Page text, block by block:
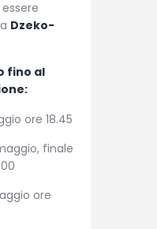
Dzeko-
fino al
ore 18.45
finale
ore